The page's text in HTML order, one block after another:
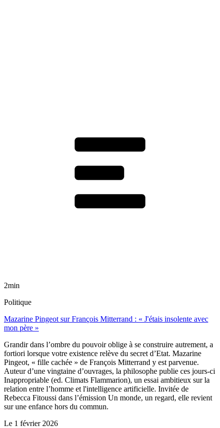
2min
Politique
Mazarine Pingeot sur François Mitterrand : « J'étais insolente avec
mon père »
Grandir dans l’ombre du pouvoir oblige à se construire autrement, a
fortiori lorsque votre existence relève du secret d’Etat. Mazarine
Pingeot, « fille cachée » de François Mitterrand y est parvenue.
Auteur d’une vingtaine d’ouvrages, la philosophe publie ces jours-ci
Inappropriable (ed. Climats Flammarion), un essai ambitieux sur la
relation entre l’homme et l'intelligence artificielle. Invitée de
Rebecca Fitoussi dans l’émission Un monde, un regard, elle revient
sur une enfance hors du commun.
Le 1 février 2026